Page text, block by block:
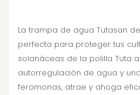
La trampa de agua Tutasan
perfecta para proteger tus
solanáceas de la polilla Tuta
autorregulación de agua y
feromonas, atrae y ahoga